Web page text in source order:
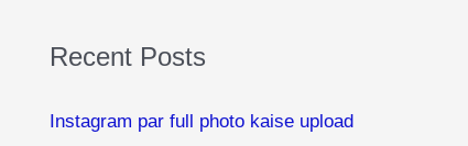
r
h
Recent Posts
Instagram par full photo kaise upload